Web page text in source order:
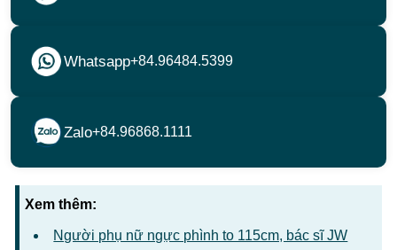
Whatsapp+84.96484.5399
Zalo+84.96868.1111
Xem thêm:
Người phụ nữ ngực phình to 115cm, bác sĩ JW